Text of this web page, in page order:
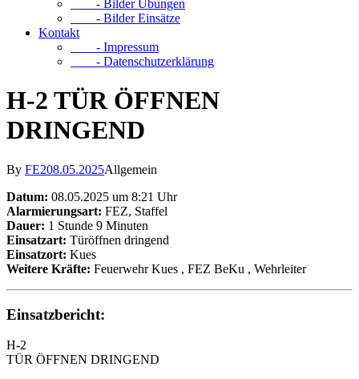
- Bilder Übungen
- Bilder Einsätze
Kontakt
- Impressum
- Datenschutzerklärung
H-2 TÜR ÖFFNEN
DRINGEND
By FE208.05.2025Allgemein
Datum: 08.05.2025 um 8:21 Uhr
Alarmierungsart: FEZ, Staffel
Dauer: 1 Stunde 9 Minuten
Einsatzart: Türöffnen dringend
Einsatzort: Kues
Weitere Kräfte: Feuerwehr Kues , FEZ BeKu , Wehrleiter
Einsatzbericht:
H-2
TÜR ÖFFNEN DRINGEND